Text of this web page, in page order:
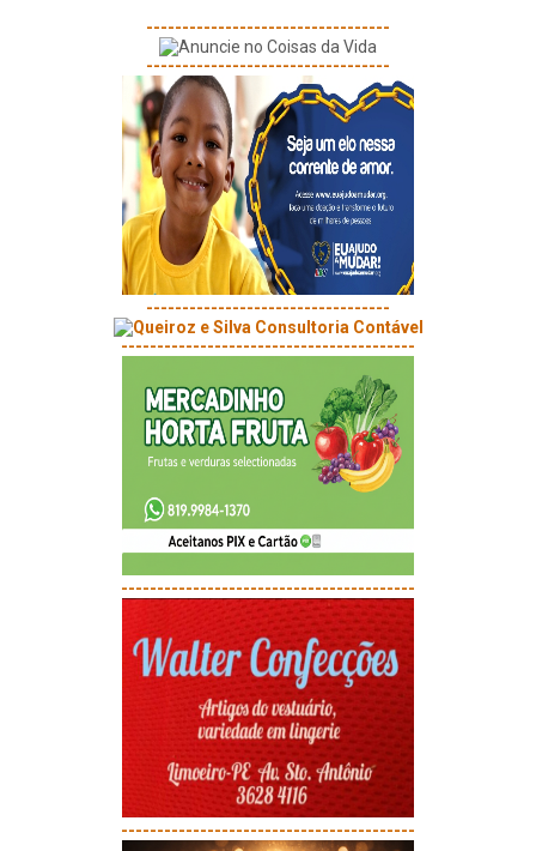
----------------------------------
----------------------------------
----------------------------------
-----------------------------------------
-----------------------------------------
-----------------------------------------